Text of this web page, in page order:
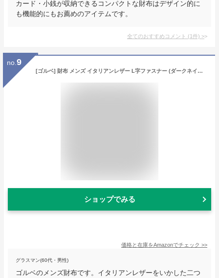
カード・小銭が収納できるコンパクトな財布はデザイン的に
も機能的にもお薦めのアイテムです。
全てのおすすめコメント (1件) >
no. 9
[ゴルベ] 財布 メンズ イタリアンレザー L字ファスナー (ダークネイビー)
ショップでみる
価格と在庫をAmazonでチェック >>
グラスマン(60代・男性)
ゴルベのメンズ財布です。イタリアンレザーをいかした二つ